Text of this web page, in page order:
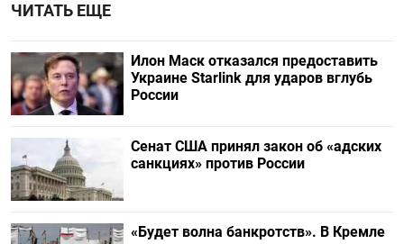
ЧИТАТЬ ЕЩЕ
Илон Маск отказался предоставить
Украине Starlink для ударов вглубь
России
Сенат США принял закон об «адских
санкциях» против России
«Будет волна банкротств». В Кремле